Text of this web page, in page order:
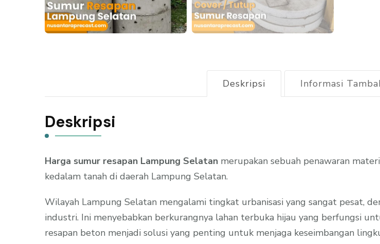
Deskripsi Informasi
Deskripsi
Harga sumur resapan Lampung Selatan merupakan sebuah penawaran
kedalam tanah di daerah Lampung Selatan.
Wilayah Lampung Selatan mengalami tingkat urbanisasi yang sangat pesat,
industri. Ini menyebabkan berkurangnya lahan terbuka hijau yang berfungsi
resapan beton menjadi solusi yang penting untuk menjaga keseimbangan